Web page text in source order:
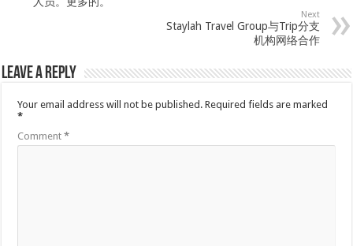
Next
Staylah Travel Group与Trip分支
机构网络合作
Leave a Reply
Your email address will not be published. Required fields are marked
*
Comment*